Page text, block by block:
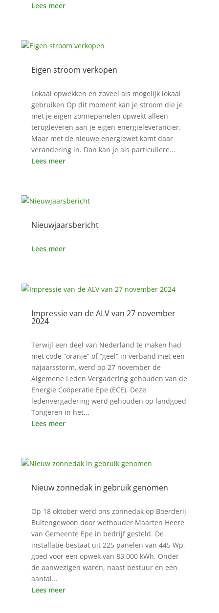
Lees meer
Eigen stroom verkopen
Lokaal opwekken en zoveel als mogelijk lokaal
gebruiken Op dit moment kan je stroom die je
met je eigen zonnepanelen opwekt alleen
terugleveren aan je eigen energieleverancier.
Maar met de nieuwe energiewet komt daar
verandering in. Dan kan je als particuliere...
Lees meer
Nieuwjaarsbericht
Lees meer
Impressie van de ALV van 27 november
2024
Terwijl een deel van Nederland te maken had
met code “oranje” of “geel” in verband met een
najaarsstorm, werd op 27 november de
Algemene Leden Vergadering gehouden van de
Energie Coöperatie Epe (ECE). Deze
ledenvergadering werd gehouden op landgoed
Tongeren in het...
Lees meer
Nieuw zonnedak in gebruik genomen
Op 18 oktober werd ons zonnedak op Boerderij
Buitengewoon door wethouder Maarten Heere
van Gemeente Epe in bedrijf gesteld. De
installatie bestaat uit 225 panelen van 445 Wp,
goed voor een opwek van 83.000 kWh. Onder
de aanwezigen waren, naast bestuur en een
aantal...
Lees meer